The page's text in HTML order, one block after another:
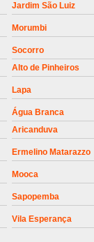
Jardim São Luiz
Morumbi
Socorro
Alto de Pinheiros
Lapa
Água Branca
Aricanduva
Ermelino Matarazzo
Mooca
Sapopemba
Vila Esperança